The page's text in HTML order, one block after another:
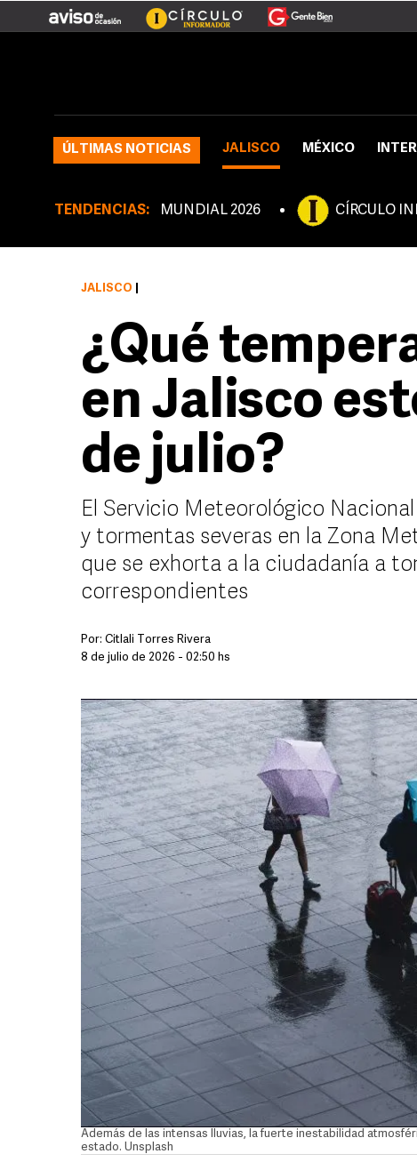
ÚLTIMAS NOTICIAS JALISCO MÉXICO
TENDENCIAS: MUNDIAL 2026 CÍRCULO
JALISCO
¿Qué
en Jalisco
de julio?
El Servicio Meteorológico
y tormentas severas en la Zona
que se exhorta a la ciudadanía a
correspondientes
Por: Citlali Torres Rivera
8 de julio de 2026 - 02:50 hs
Además de las intensas lluvias, la fuerte inestabilidad
estado. Unsplash